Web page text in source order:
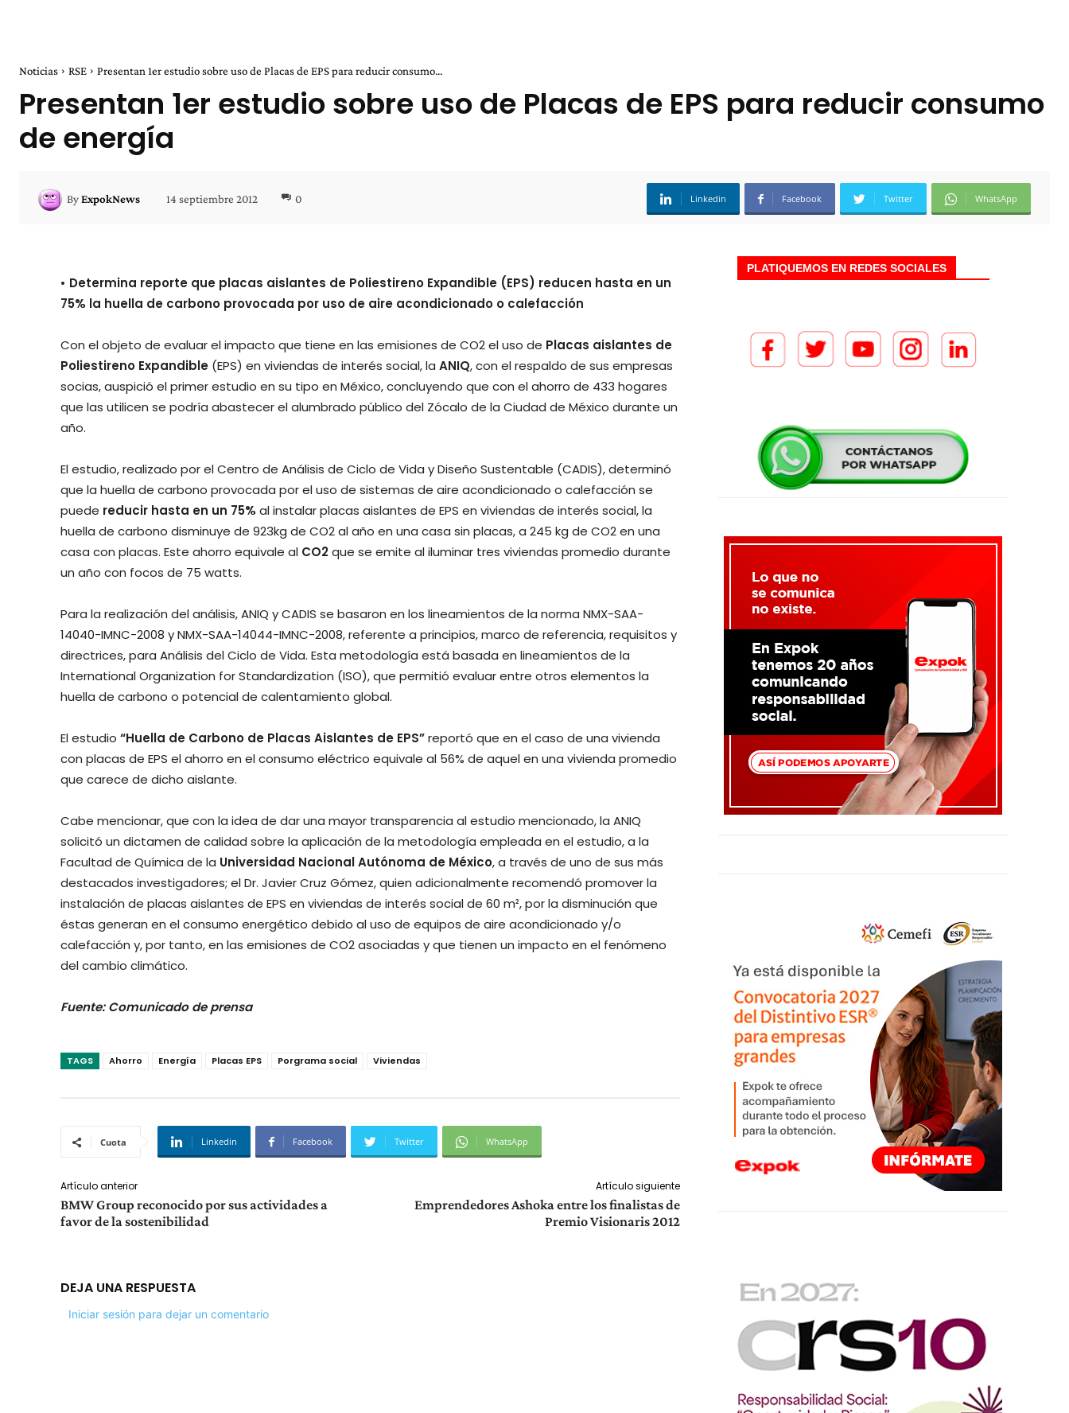
Noticias RSE Presentan 1er estudio sobre uso de Placas de EPS para reducir consumo...
Presentan 1er estudio sobre uso de Placas de EPS para reducir consumo
de energía
ByExpokNews 14 septiembre 2012 0 Linkedin Facebook Twitter WhatsApp
• Determina reporte que placas aislantes de Poliestireno Expandible (EPS) reducen hasta en un
75% la huella de carbono provocada por uso de aire acondicionado o calefacción
Con el objeto de evaluar el impacto que tiene en las emisiones de CO2 el uso de Placas aislantes de
Poliestireno Expandible (EPS) en viviendas de interés social, la ANIQ, con el respaldo de sus empresas
socias, auspició el primer estudio en su tipo en México, concluyendo que con el ahorro de 433 hogares
que las utilicen se podría abastecer el alumbrado público del Zócalo de la Ciudad de México durante un
año.
El estudio, realizado por el Centro de Análisis de Ciclo de Vida y Diseño Sustentable (CADIS), determinó
que la huella de carbono provocada por el uso de sistemas de aire acondicionado o calefacción se
puede reducir hasta en un 75% al instalar placas aislantes de EPS en viviendas de interés social, la
huella de carbono disminuye de 923kg de CO2 al año en una casa sin placas, a 245 kg de CO2 en una
casa con placas. Este ahorro equivale al CO2que se emite al iluminar tres viviendas promedio durante
un año con focos de 75 watts.
Para la realización del análisis, ANIQ y CADIS se basaron en los lineamientos de la norma NMX-SAA-
14040-IMNC-2008 y NMX-SAA-14044-IMNC-2008, referente a principios, marco de referencia, requisitos y
directrices, para Análisis del Ciclo de Vida. Esta metodología está basada en lineamientos de la
International Organization for Standardization (ISO), que permitió evaluar entre otros elementos la
huella de carbono o potencial de calentamiento global.
El estudio “Huella de Carbono de Placas Aislantes de EPS”reportó que en el caso de una vivienda
con placas de EPS el ahorro en el consumo eléctrico equivale al 56% de aquel en una vivienda promedio
que carece de dicho aislante.
Cabe mencionar, que con la idea de dar una mayor transparencia al estudio mencionado, la ANIQ
solicitó un dictamen de calidad sobre la aplicación de la metodología empleada en el estudio, a la
Facultad de Química de la Universidad Nacional Autónoma de México, a través de uno de sus más
destacados investigadores; el Dr. Javier Cruz Gómez, quien adicionalmente recomendó promover la
instalación de placas aislantes de EPS en viviendas de interés social de 60 m², por la disminución que
éstas generan en el consumo energético debido al uso de equipos de aire acondicionado y/o
calefacción y, por tanto, en las emisiones de CO2 asociadas y que tienen un impacto en el fenómeno
del cambio climático.
Fuente: Comunicado de prensa
TAGS Ahorro Energía Placas EPS Porgrama social Viviendas
Cuota Linkedin Facebook Twitter WhatsApp
Artículo anterior
BMW Group reconocido por sus actividades a
favor de la sostenibilidad
Artículo siguiente
Emprendedores Ashoka entre los finalistas de
Premio Visionaris 2012
DEJA UNA RESPUESTA
Iniciar sesión para dejar un comentario
PLATIQUEMOS EN REDES SOCIALES